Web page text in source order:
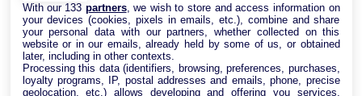
With our 133 partners, we wish to store and access information on
your devices (cookies, pixels in emails, etc.), combine and share
your personal data with our partners, whether collected on this
website or in our emails, already held by some of us, or obtained
later, including in other contexts.
Processing this data (identifiers, browsing, preferences, purchases,
loyalty programs, IP, postal addresses and emails, phone, precise
geolocation, etc.) allows developing and offering you services,